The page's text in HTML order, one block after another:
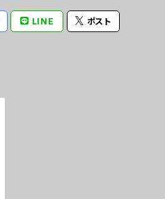
LINE ポスト